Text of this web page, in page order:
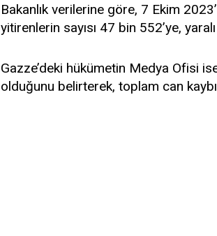
Bakanlık verilerine göre, 7 Ekim
yitirenlerin sayısı 47 bin 552’ye,
Gazze’deki hükümetin Medya Ofisi
olduğunu belirterek, toplam can